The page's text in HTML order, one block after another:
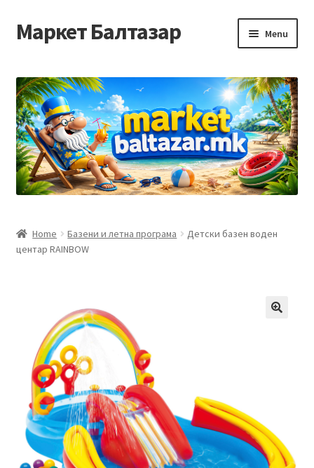
Skip
to
Skip
to
Маркет Балтазар Menu
Checkout
Homepage
Privacy Policy
Контакт
Кошничка
Мој профил
Рекламации и замена на производ
Сите производи
Home Базени и летна програма
Детски базен воден
центар RAINBOW